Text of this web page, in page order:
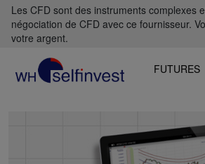
Les CFD sont des instruments complexes
négociation de CFD avec ce fournisseur.
votre argent.
FUTURES